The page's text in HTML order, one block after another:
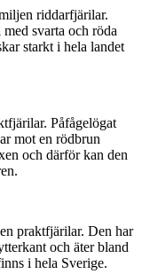
riddarfjärilar.
svarta och röda
starkt i hela landet
Påfågelögat
mot en rödbrun
och därför kan den
praktfjärilar. Den har
och äter bland
i hela Sverige.